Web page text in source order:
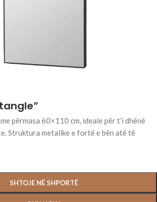
përmasa 60×110 cm, ideale për t’i dhënë
Struktura metalike e fortë e bën atë të
SHTOJE NË SHPORTË